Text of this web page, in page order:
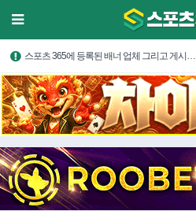
스포츠 365에 등록된 배너 업체 그리고 게시…